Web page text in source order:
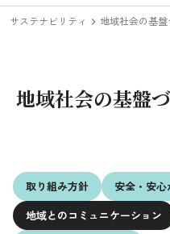
環境への取り組み
サステナビリティ 地域社会の基盤
地域社会の基盤
取り組み方針 安全・安心
地域とのコミュニケーション